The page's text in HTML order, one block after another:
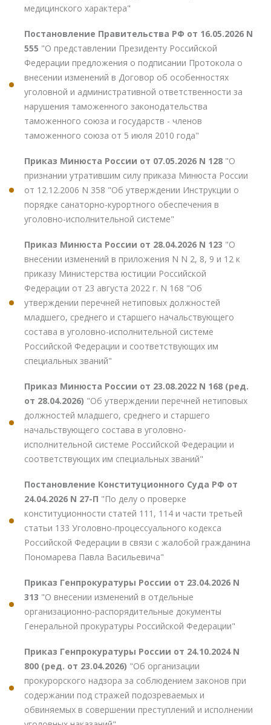
медицинского характера"
Постановление Правительства РФ от 16.05.2026 N
555 "О представлении Президенту Российской
Федерации предложения о подписании Протокола о
внесении изменений в Договор об особенностях
уголовной и административной ответственности за
нарушения таможенного законодательства
таможенного союза и государств - членов
таможенного союза от 5 июля 2010 года"
Приказ Минюста России от 07.05.2026 N 128 "О
признании утратившим силу приказа Минюста России
от 12.12.2006 N 358 "Об утверждении Инструкции о
порядке санаторно-курортного обеспечения в
уголовно-исполнительной системе"
Приказ Минюста России от 28.04.2026 N 123 "О
внесении изменений в приложения N N 2, 8, 9 и 12 к
приказу Министерства юстиции Российской
Федерации от 23 августа 2022 г. N 168 "Об
утверждении перечней нетиповых должностей
младшего, среднего и старшего начальствующего
состава в уголовно-исполнительной системе
Российской Федерации и соответствующих им
специальных званий"
Приказ Минюста России от 23.08.2022 N 168 (ред.
от 28.04.2026) "Об утверждении перечней нетиповых
должностей младшего, среднего и старшего
начальствующего состава в уголовно-
исполнительной системе Российской Федерации и
соответствующих им специальных званий"
Постановление Конституционного Суда РФ от
24.04.2026 N 27-П "По делу о проверке
конституционности статей 111, 114 и части третьей
статьи 133 Уголовно-процессуального кодекса
Российской Федерации в связи с жалобой гражданина
Пономарева Павла Васильевича"
Приказ Генпрокуратуры России от 23.04.2026 N
313 "О внесении изменений в отдельные
организационно-распорядительные документы
Генеральной прокуратуры Российской Федерации"
Приказ Генпрокуратуры России от 24.10.2024 N
800 (ред. от 23.04.2026) "Об организации
прокурорского надзора за соблюдением законов при
содержании под стражей подозреваемых и
обвиняемых в совершении преступлений и исполнении